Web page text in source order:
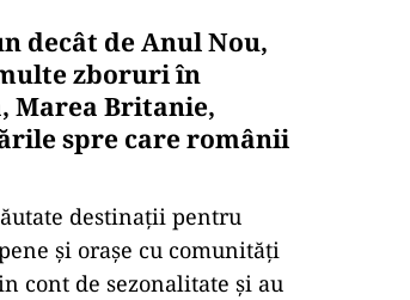
decât de Anul Nou,
zboruri în
Marea Britanie,
spre care românii
destinații pentru
și orașe cu comunități
cont de sezonalitate și au